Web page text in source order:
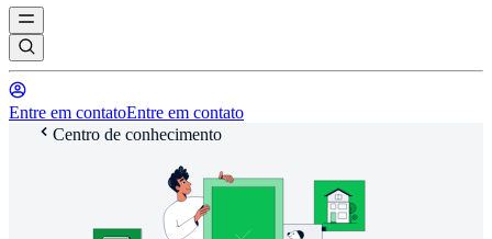
Entre em contatoEntre em contato
Centro de conhecimento